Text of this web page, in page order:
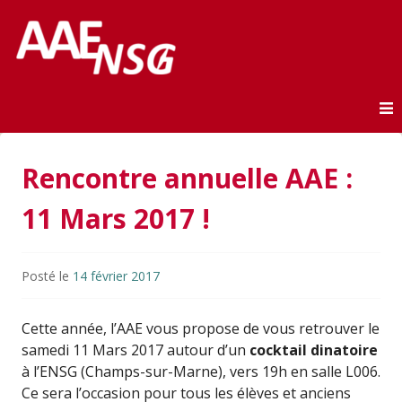
AAE-ENSG
Rencontre annuelle AAE :
11 Mars 2017 !
Posté le 14 février 2017
Cette année, l’AAE vous propose de vous retrouver le
samedi 11 Mars 2017 autour d’un cocktail dinatoire
à l’ENSG (Champs-sur-Marne), vers 19h en salle L006.
Ce sera l’occasion pour tous les élèves et anciens